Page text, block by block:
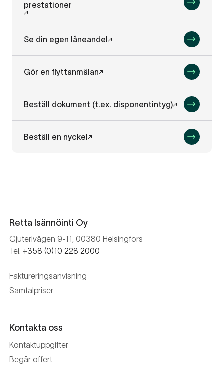
prestationer
Se din egen låneandel
Gör en flyttanmälan
Beställ dokument (t.ex. disponentintyg)
Beställ en nyckel
Retta Isännöinti Oy
Gjuterivägen 9-11, 00380 Helsingfors
Tel. +358 (0)10 228 2000
Faktureringsanvisning
Samtalpriser
Kontakta oss
Kontaktuppgifter
Begär offert